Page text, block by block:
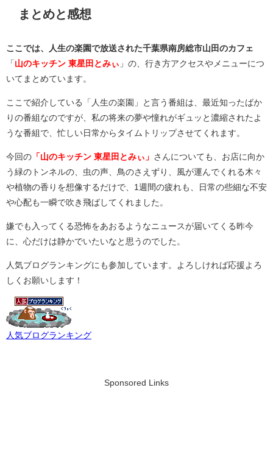
まとめと感想
ここでは、人生の楽園で放送された千葉県南房総市山田のカフェ
「 山のキッチン 東星田とみぃ 」の、行き方アクセスやメニューにつ
いてまとめています。
ここで紹介している「人生の楽園」と言う番組は、最近知ったばか
りの番組なのですが、私の将来の夢や憧れがギュッと濃縮されたよ
うな番組で、忙しい日常からタイムトリップさせてくれます。
今回の 「山のキッチン 東星田とみぃ」 さんについても、お店に向か
う緑のトンネルの、虫の声、鳥のさえずり、風が運んでくれる木々
や植物の香りを想像するだけで、1週間の疲れも、日常の些細な不安
や心配も一瞬で吹き飛ばしてくれました。
嫌でも入ってくる恐怖をあおるようなニュースが届いてくる昨今
に、心だけは静かでいたいなと思うのでした。
人気ブログランキングにも参加しています。よろしければ応援よろ
しくお願いします！
人気ブログランキング
Sponsored Links